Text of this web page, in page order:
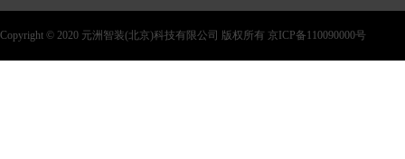
Copyright © 2020 元洲智装(北京)科技有限公司 版权所有 京ICP备110090000号